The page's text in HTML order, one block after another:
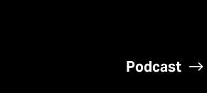
Podcast